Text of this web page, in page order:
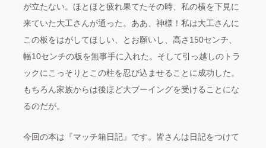
が立たない。ほとほと疲れ果てたその時、私の横を下見に
来ていた大工さんが通った。ああ、神様！私は大工さんに
この板をはがしてほしい、とお願いし、高さ150センチ、
幅10センチの板を無事手に入れた。そして引っ越しのトラ
ックにこっそりとこの柱を忍び込ませることに成功した。
もちろん家族からは後ほど大ブーイングを受けることにな
るのだが。
今回の本は『マッチ箱日記』です。皆さんは日記をつけて